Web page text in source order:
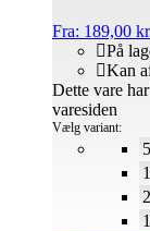
Fra: 189,00
På
Kan
Vælg variant:
Dette vare
varesiden